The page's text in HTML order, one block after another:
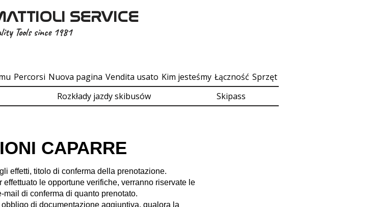
SERVICE
Tools since 1981
Percorsi Nuova pagina Vendita usato Kim jesteśmy Łączność Sprzęt
Rozkłady jazdy skibusów Skipass
CAPARRE
effetti, titolo di conferma della prenotazione.
le opportune verifiche, verranno riservate le
di conferma di quanto prenotato.
di documentazione aggiuntiva, qualora la